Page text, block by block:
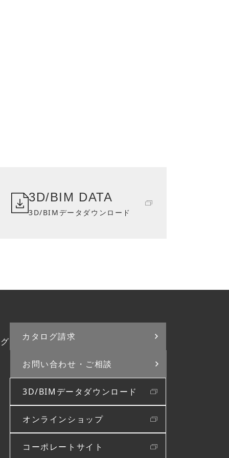
3D/BIM DATA
3D/BIMデータダウンロード
カタログ請求
お問い合わせ・ ご相談
3D/BIMデータダウンロード
オンラインショップ
コーポレートサイト